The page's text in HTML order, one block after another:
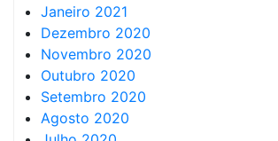
Janeiro 2021
Dezembro 2020
Novembro 2020
Outubro 2020
Setembro 2020
Agosto 2020